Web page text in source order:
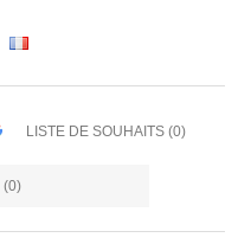
LISTE DE SOUHAITS (0)
(0)